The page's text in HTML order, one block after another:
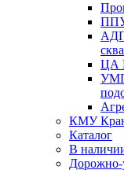
ППУ
ЦА
УМП
КМУ
Каталог
В
Дорожно-